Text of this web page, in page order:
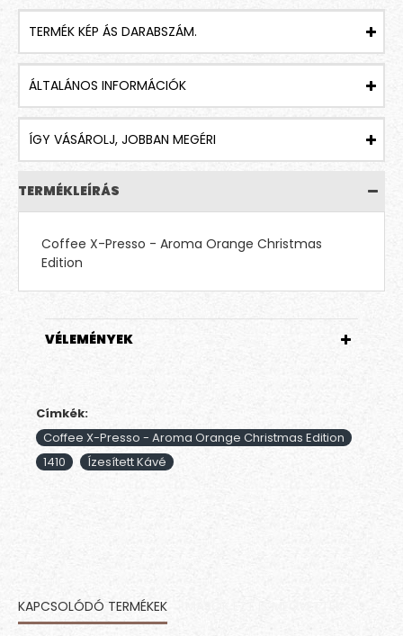
TERMÉK KÉP ÁS DARABSZÁM.
ÁLTALÁNOS INFORMÁCIÓK
ÍGY VÁSÁROLJ, JOBBAN MEGÉRI
TERMÉKLEÍRÁS
Coffee X-Presso - Aroma Orange Christmas
Edition
VÉLEMÉNYEK
Címkék:
Coffee X-Presso - Aroma Orange Christmas Edition
1410
Ízesített Kávé
KAPCSOLÓDÓ TERMÉKEK